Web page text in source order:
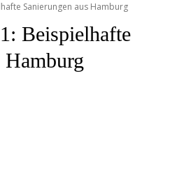
Sanierungen aus Hamburg
Beispielhafte
Hamburg